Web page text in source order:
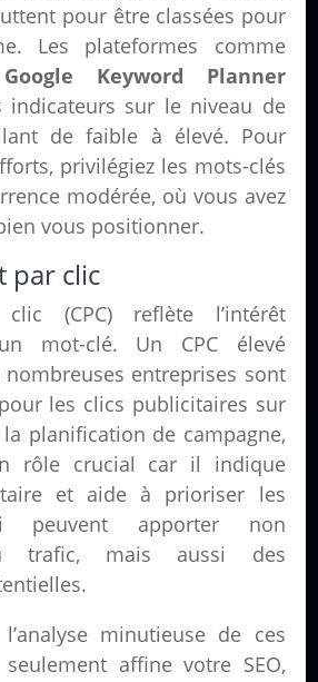
pour être classées pour
Les plateformes comme
Google Keyword Planner
indicateurs sur le niveau de
de faible à élevé. Pour
privilégiez les mots-clés
modérée, où vous avez
vous positionner.
par clic
(CPC) reflète l’intérêt
mot-clé. Un CPC élevé
nombreuses entreprises sont
les clics publicitaires sur
planification de campagne,
rôle crucial car il indique
et aide à prioriser les
peuvent apporter non
trafic, mais aussi des
minutieuse de ces
affine votre SEO,